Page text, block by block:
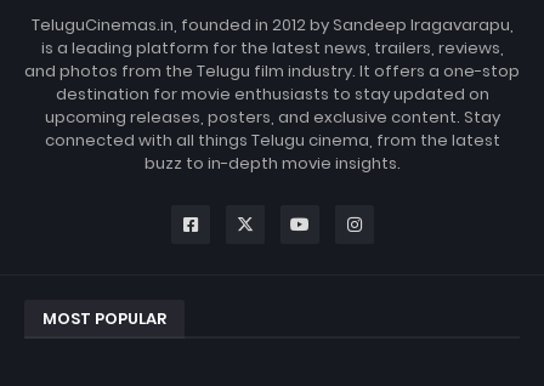
TeluguCinemas.in, founded in 2012 by Sandeep Iragavarapu,
is a leading platform for the latest news, trailers, reviews,
and photos from the Telugu film industry. It offers a one-stop
destination for movie enthusiasts to stay updated on
upcoming releases, posters, and exclusive content. Stay
connected with all things Telugu cinema, from the latest
buzz to in-depth movie insights.
MOST POPULAR